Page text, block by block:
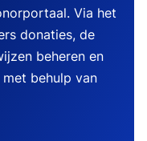
Via het
donaties, de
beheren en
behulp van